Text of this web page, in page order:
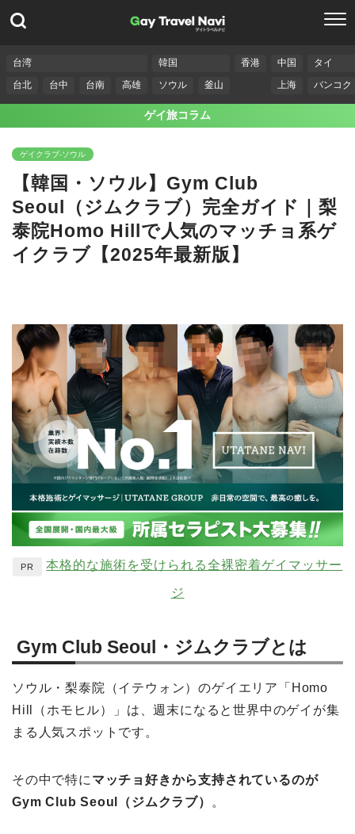
台湾
台北
台中 台南 高雄
韓国
ソウル
釜山
香港
中国
上海
タイ
バンコク
ゲイ旅コラム
ゲイクラブ-ソウル
【韓国・ソウル】Gym Club
Seoul（ジムクラブ）完全ガイド｜梨
泰院Homo Hillで人気のマッチョ系ゲ
イクラブ【2025年最新版】
PR 本格的な施術を受けられる全裸密着ゲイマッサー
ジ
Gym Club Seoul・ジムクラブとは
ソウル・梨泰院（イテウォン）のゲイエリア「Homo
Hill（ホモヒル）」は、週末になると世界中のゲイが集
まる人気スポットです。
その中で特に マッチョ好きから支持されているのが
Gym Club Seoul（ジムクラブ）
。